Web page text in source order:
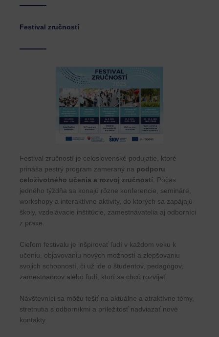
Festival zručností
Festival zručností je celoslovenské podujatie, ktoré
prináša pestrý program zameraný na podporu
celoživotného učenia a rozvoj zručností. Počas
jedného týždňa sa konajú rôzne konferencie, semináre,
workshopy a interaktívne aktivity, do ktorých sa zapájajú
školy, vzdelávacie inštitúcie, zamestnávatelia aj odborníci
z praxe.
Cieľom festivalu je inšpirovať ľudí v každom veku k
učeniu, objavovaniu nových možností a zlepšovaniu
svojich schopností, či už ide o študentov, pedagógov,
zamestnancov alebo ľudí, ktorí sa chcú rozvíjať.
Návštevníci sa môžu tešiť na aktuálne a atraktívne témy,
stretnutia s odborníkmi a príležitosť nadviazať nové
kontakty.